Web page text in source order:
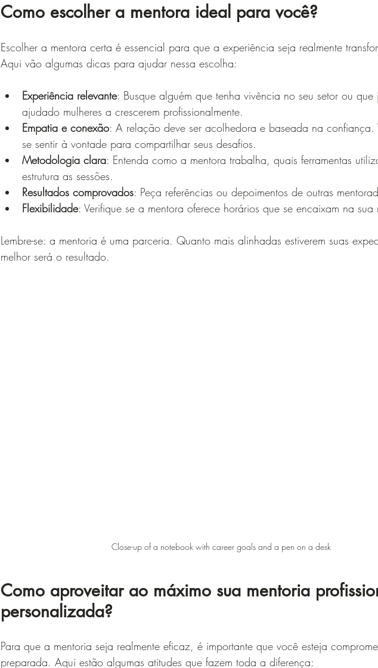
Como escolher a mentora ideal para você?
Escolher a mentora certa é essencial para que a experiência seja realmente
Aqui vão algumas dicas para ajudar nessa escolha:
Experiência relevante: Busque alguém que tenha vivência no seu setor ou que
ajudado mulheres a crescerem profissionalmente.
Empatia e conexão: A relação deve ser acolhedora e baseada na confiança.
se sentir à vontade para compartilhar seus desafios.
Metodologia clara: Entenda como a mentora trabalha, quais ferramentas
estrutura as sessões.
Resultados comprovados: Peça referências ou depoimentos de outras
Flexibilidade: Verifique se a mentora oferece horários que se encaixam na sua
Lembre-se: a mentoria é uma parceria. Quanto mais alinhadas estiverem suas
melhor será o resultado.
Close-up of a notebook with career goals and a pen on a desk
Como aproveitar ao máximo sua mentoria
personalizada?
Para que a mentoria seja realmente eficaz, é importante que você esteja
preparada. Aqui estão algumas atitudes que fazem toda a diferença: